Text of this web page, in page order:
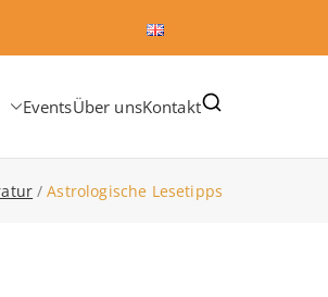
EventsÜber unsKontakt
Astrologische Lesetipps